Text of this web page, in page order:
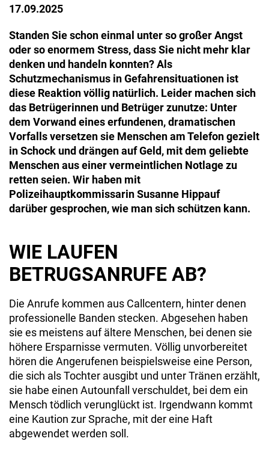
17.09.2025
Standen Sie schon einmal unter so großer Angst
oder so enormem Stress, dass Sie nicht mehr klar
denken und handeln konnten? Als
Schutzmechanismus in Gefahrensituationen ist
diese Reaktion völlig natürlich. Leider machen sich
das Betrügerinnen und Betrüger zunutze: Unter
dem Vorwand eines erfundenen, dramatischen
Vorfalls versetzen sie Menschen am Telefon gezielt
in Schock und drängen auf Geld, mit dem geliebte
Menschen aus einer vermeintlichen Notlage zu
retten seien. Wir haben mit
Polizeihauptkommissarin Susanne Hippauf
darüber gesprochen, wie man sich schützen kann.
WIE LAUFEN
BETRUGSANRUFE AB?
Die Anrufe kommen aus Callcentern, hinter denen
professionelle Banden stecken. Abgesehen haben
sie es meistens auf ältere Menschen, bei denen sie
höhere Ersparnisse vermuten. Völlig unvorbereitet
hören die Angerufenen beispielsweise eine Person,
die sich als Tochter ausgibt und unter Tränen erzählt,
sie habe einen Autounfall verschuldet, bei dem ein
Mensch tödlich verunglückt ist. Irgendwann kommt
eine Kaution zur Sprache, mit der eine Haft
abgewendet werden soll.